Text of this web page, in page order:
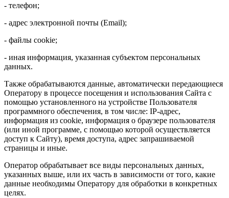
- телефон;
- адрес электронной почты (Email);
- файлы cookie;
- иная информация, указанная субъектом персональных
данных.
Также обрабатываются данные, автоматически передающиеся
Оператору в процессе посещения и использования Сайта с
помощью установленного на устройстве Пользователя
программного обеспечения, в том числе: IP-адрес,
информация из cookie, информация о браузере пользователя
(или иной программе, с помощью которой осуществляется
доступ к Сайту), время доступа, адрес запрашиваемой
страницы и иные.
Оператор обрабатывает все виды персональных данных,
указанных выше, или их часть в зависимости от того, какие
данные необходимы Оператору для обработки в конкретных
целях.